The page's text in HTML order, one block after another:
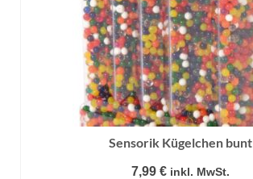
Sensorik Kügelchen bunt
7,99 € inkl. MwSt.